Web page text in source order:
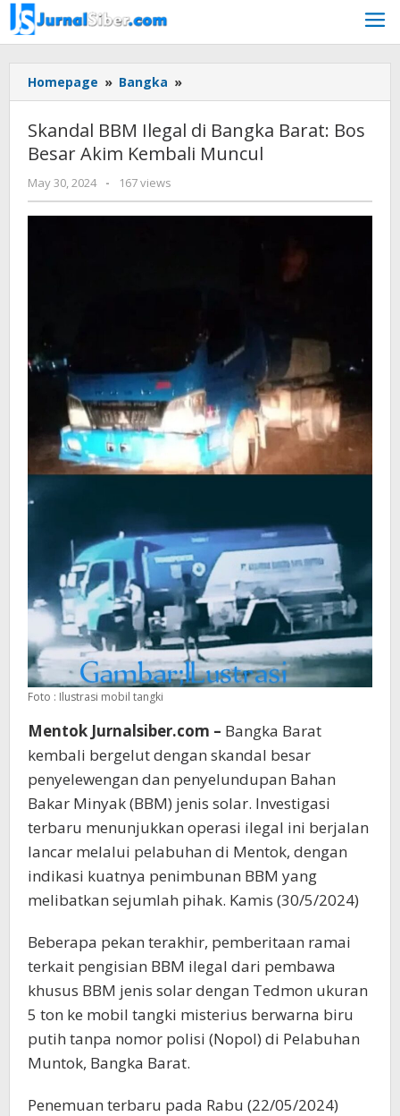
Skip
to
content
Homepage » Bangka »
BBM
di
Bangka
Besar
Skandal BBM Ilegal di Bangka Barat: Bos
Besar Akim Kembali Muncul
May 30, 2024
by
Jurnalsiber
- 167 views
Foto : Ilustrasi mobil tangki
Mentok Jurnalsiber.com – Bangka Barat
kembali bergelut dengan skandal besar
penyelewengan dan penyelundupan Bahan
Bakar Minyak (BBM) jenis solar. Investigasi
terbaru menunjukkan operasi ilegal ini berjalan
lancar melalui pelabuhan di Mentok, dengan
indikasi kuatnya penimbunan BBM yang
melibatkan sejumlah pihak. Kamis (30/5/2024)
Beberapa pekan terakhir, pemberitaan ramai
terkait pengisian BBM ilegal dari pembawa
khusus BBM jenis solar dengan Tedmon ukuran
5 ton ke mobil tangki misterius berwarna biru
putih tanpa nomor polisi (Nopol) di Pelabuhan
Muntok, Bangka Barat.
Penemuan terbaru pada Rabu (22/05/2024)